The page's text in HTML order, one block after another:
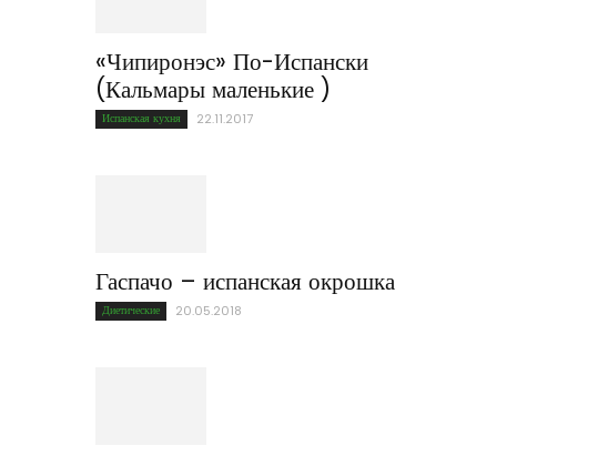
«Чипиронэс» По-Испански
(Кальмары маленькие )
Испанская кухня 22.11.2017
Гаспачо – испанская окрошка
Диетические 20.05.2018